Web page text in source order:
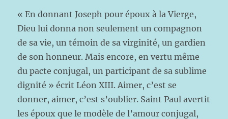
« En donnant Joseph pour époux à la Vierge,
Dieu lui donna non seulement un compagnon
de sa vie, un témoin de sa virginité, un gardien
de son honneur. Mais encore, en vertu même
du pacte conjugal, un participant de sa sublime
dignité » écrit Léon XIII. Aimer, c’est se
donner, aimer, c’est s’oublier. Saint Paul avertit
les époux que le modèle de l’amour conjugal,